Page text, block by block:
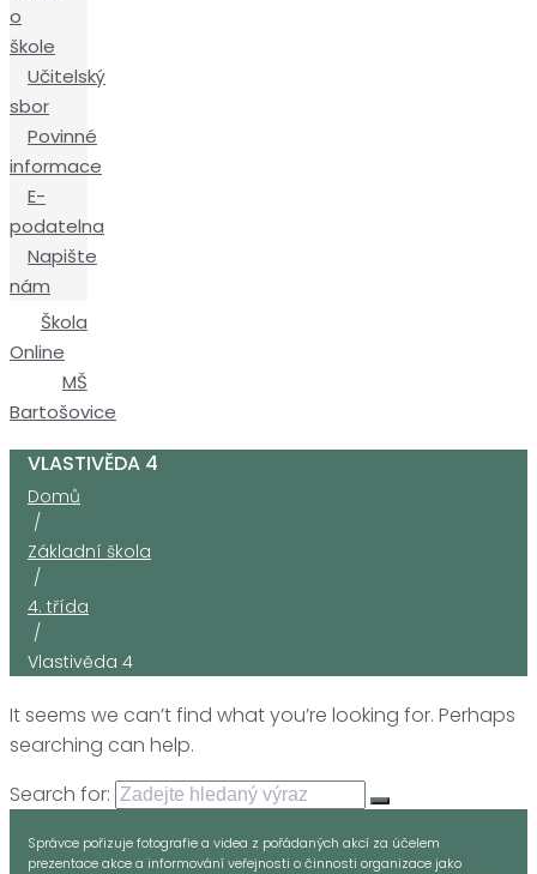
o
škole
Učitelský
sbor
Povinné
informace
E-
podatelna
Napište
nám
Škola
Online
MŠ
Bartošovice
VLASTIVĚDA 4
Domů
/
Základní škola
/
4. třída
/
Vlastivěda 4
It seems we can’t find what you’re looking for. Perhaps
searching can help.
Search for:
Správce pořizuje fotografie a videa z pořádaných akcí za účelem
prezentace akce a informování veřejnosti o činnosti organizace jako